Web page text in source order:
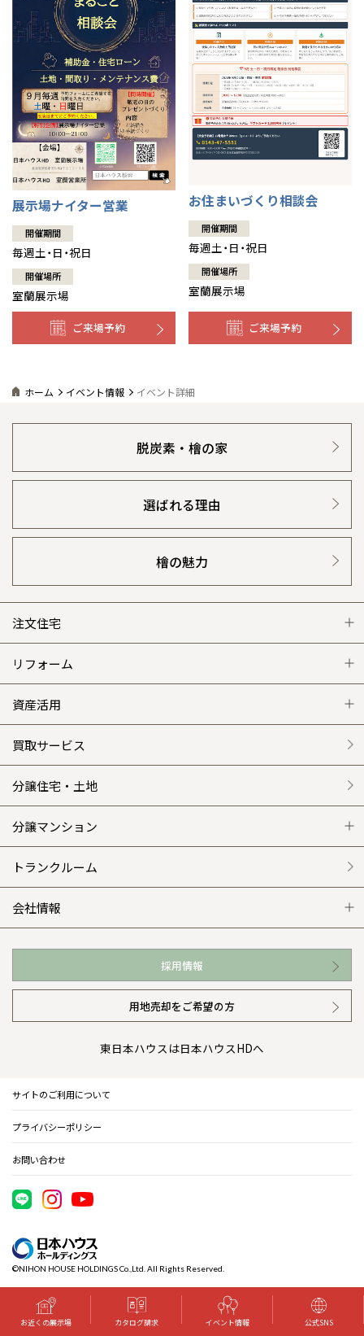
お近くの展示場 カタログ請求 イベント情報 公式SNS
展示場ナイター営業
開催期間
毎週土・日・祝日
開催場所
室蘭展示場
ご来場予約
お住まいづくり相談会
開催期間
毎週土・日・祝日
開催場所
室蘭展示場
ご来場予約
ホーム イベント情報 イベント詳細
脱炭素・檜の家
選ばれる理由
檜の魅力
注文住宅
注文住宅 トップ
グレートステージ
クレステージ
施工事例
平屋の家
外観・インテリア集
WEB住宅展示場
お近くの展示場
イベント情報
住まいのコラム
住まいのお手入れ集
リフォーム
リフォーム トップ
リフォームメニュー
選ばれる理由
リフォームの流れ
介護保険利用で快適リフォーム
カタログ請求（無料）
資産活用
資産活用 トップ
賃貸併用住宅のメリット
安心のサポートシステム
商品紹介
展示場案内
買取サービス
分譲住宅・土地
分譲マンション
分譲マンション トップ
ワザックとは
高い信頼性
安心の管理体制
トランクルーム
会社情報
会社情報 トップ
ニュースリリース
会社概要
事業部紹介
IR情報
木材調達指針
グループ会社紹介
採用情報
用地売却をご希望の方
東日本ハウスは日本ハウスHDへ
サイトのご利用について
プライバシーポリシー
お問い合わせ
©NIHON HOUSE HOLDINGS Co.,Ltd. All Rights Reserved.